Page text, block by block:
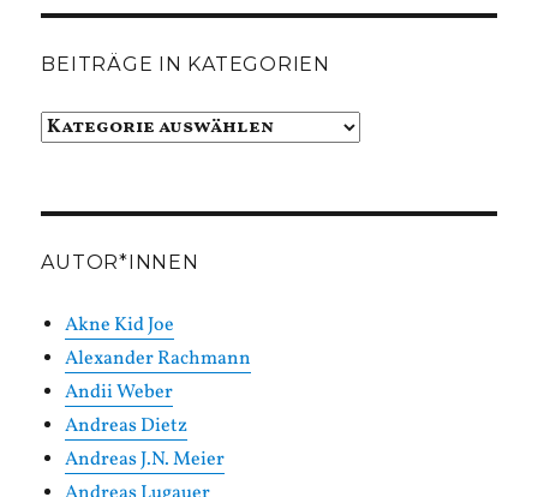
BEITRÄGE IN KATEGORIEN
Beiträge
AUTOR*INNEN
Akne Kid Joe
Alexander Rachmann
Andii Weber
Andreas Dietz
Andreas J.N. Meier